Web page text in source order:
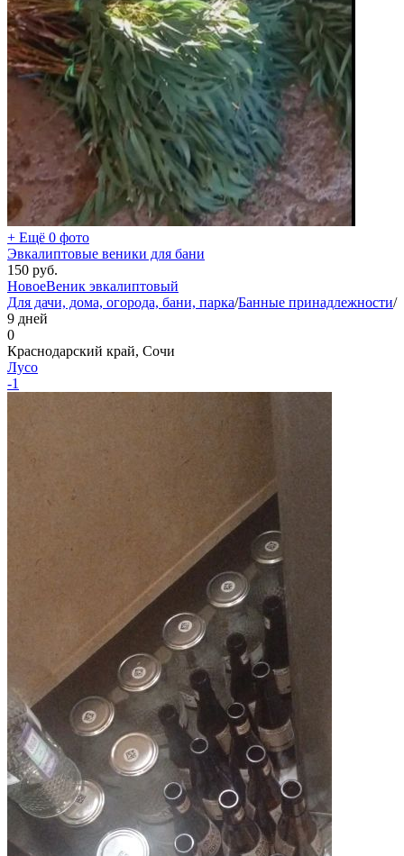
+ Ещё 0 фото
Эвкалиптовые веники для бани
150 руб.
НовоеВеник эвкалиптовый
Для дачи, дома, огорода, бани, парка/Банные принадлежности/
9 дней
0
Краснодарский край, Сочи
Лусо
-1